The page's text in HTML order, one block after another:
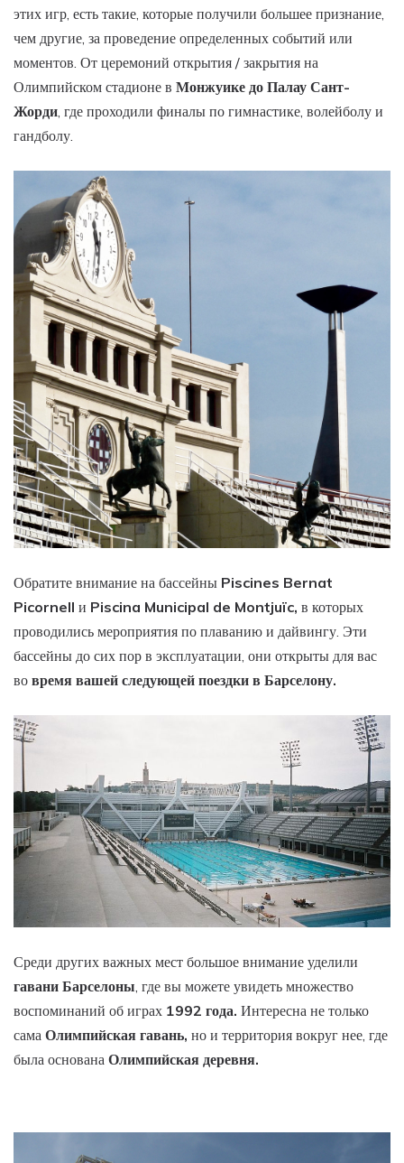
этих игр, есть такие, которые получили большее признание,
чем другие, за проведение определенных событий или
моментов. От церемоний открытия / закрытия на
Олимпийском стадионе в Монжуике до Палау Сант-
Жорди, где проходили финалы по гимнастике, волейболу и
гандболу.
Обратите внимание на бассейны Piscines Bernat
Picornell и Piscina Municipal de Montjuïc, в которых
проводились мероприятия по плаванию и дайвингу. Эти
бассейны до сих пор в эксплуатации, они открыты для вас
во время вашей следующей поездки в Барселону.
Среди других важных мест большое внимание уделили
гавани Барселоны , где вы можете увидеть множество
воспоминаний об играх 1992 года. Интересна не только
сама Олимпийская гавань, но и территория вокруг нее, где
была основана Олимпийская деревня.